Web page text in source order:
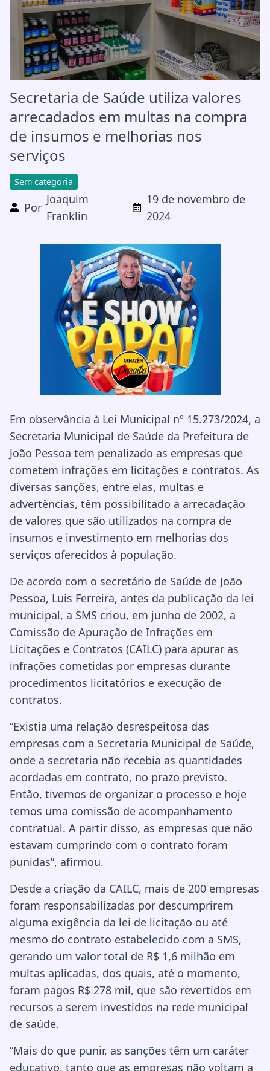
Secretaria de Saúde utiliza valores
arrecadados em multas na compra
de insumos e melhorias nos
serviços
Sem categoria
Por
Joaquim
Franklin
19 de novembro de
2024
Em observância à Lei Municipal nº 15.273/2024, a
Secretaria Municipal de Saúde da Prefeitura de
João Pessoa tem penalizado as empresas que
cometem infrações em licitações e contratos. As
diversas sanções, entre elas, multas e
advertências, têm possibilitado a arrecadação
de valores que são utilizados na compra de
insumos e investimento em melhorias dos
serviços oferecidos à população.
De acordo com o secretário de Saúde de João
Pessoa, Luis Ferreira, antes da publicação da lei
municipal, a SMS criou, em junho de 2002, a
Comissão de Apuração de Infrações em
Licitações e Contratos (CAILC) para apurar as
infrações cometidas por empresas durante
procedimentos licitatórios e execução de
contratos.
“Existia uma relação desrespeitosa das
empresas com a Secretaria Municipal de Saúde,
onde a secretaria não recebia as quantidades
acordadas em contrato, no prazo previsto.
Então, tivemos de organizar o processo e hoje
temos uma comissão de acompanhamento
contratual. A partir disso, as empresas que não
estavam cumprindo com o contrato foram
punidas”, afirmou.
Desde a criação da CAILC, mais de 200 empresas
foram responsabilizadas por descumprirem
alguma exigência da lei de licitação ou até
mesmo do contrato estabelecido com a SMS,
gerando um valor total de R$ 1,6 milhão em
multas aplicadas, dos quais, até o momento,
foram pagos R$ 278 mil, que são revertidos em
recursos a serem investidos na rede municipal
de saúde.
“Mais do que punir, as sanções têm um caráter
educativo, tanto que as empresas não voltam a